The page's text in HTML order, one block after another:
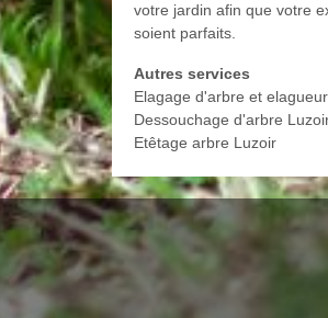
votre jardin afin que votre
soient parfaits.
Autres services
Elagage d'arbre et
Dessouchage d'arbre
Etêtage arbre Luzoir